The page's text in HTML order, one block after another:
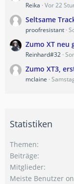
Reika Vor 22
Seltsame
proofresistant
Zumo XT neu
Reinhard#32
Zumo XT3,
mclaine
Statistiken
Themen
Beiträge
Mitglieder
Meiste Benutzer